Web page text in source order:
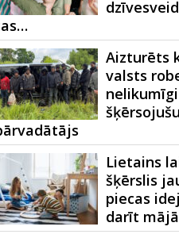
Aizturēts
valsts
nelikumīgi
Lietains
šķērslis
piecas
darīt